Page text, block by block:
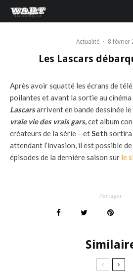
Actualité · 8 février
Les Lascars
Après avoir squatté les écrans de
poilantes et avant la sortie au cinéma
Lascarsarrivent en bande dessinée le
vraie vie des vrais gars,cet album
créateurs de la série – etSeth sortira
attendant l’invasion, il est possible
épisodes de la dernière saison sur le
Partager